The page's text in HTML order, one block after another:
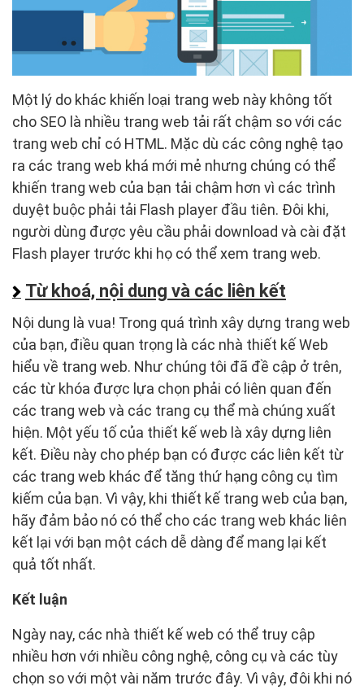
Một lý do khác khiến loại trang web này không tốt
cho SEO là nhiều trang web tải rất chậm so với các
trang web chỉ có HTML. Mặc dù các công nghệ tạo
ra các trang web khá mới mẻ nhưng chúng có thể
khiến trang web của bạn tải chậm hơn vì các trình
duyệt buộc phải tải Flash player đầu tiên. Đôi khi,
người dùng được yêu cầu phải download và cài đặt
Flash player trước khi họ có thể xem trang web.
Từ khoá, nội dung và các liên kết
Nội dung là vua! Trong quá trình xây dựng trang web
của bạn, điều quan trọng là các nhà thiết kế Web
hiểu về trang web. Như chúng tôi đã đề cập ở trên,
các từ khóa được lựa chọn phải có liên quan đến
các trang web và các trang cụ thể mà chúng xuất
hiện. Một yếu tố của thiết kế web là xây dựng liên
kết. Điều này cho phép bạn có được các liên kết từ
các trang web khác để tăng thứ hạng công cụ tìm
kiếm của bạn. Vì vậy, khi thiết kế trang web của bạn,
hãy đảm bảo nó có thể cho các trang web khác liên
kết lại với bạn một cách dễ dàng để mang lại kết
quả tốt nhất.
Kết luận
Ngày nay, các nhà thiết kế web có thể truy cập
nhiều hơn với nhiều công nghệ, công cụ và các tùy
chọn so với một vài năm trước đây. Vì vậy, đôi khi nó